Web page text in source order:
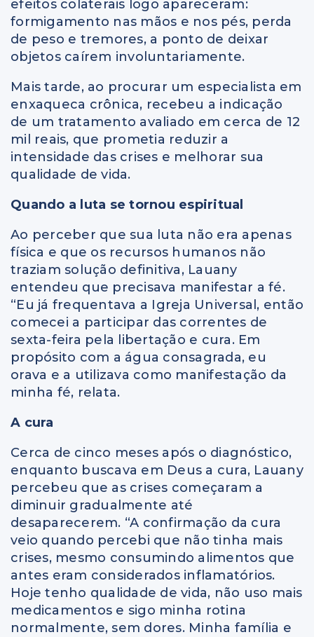
efeitos colaterais logo apareceram:
formigamento nas mãos e nos pés, perda
de peso e tremores, a ponto de deixar
objetos caírem involuntariamente.
Mais tarde, ao procurar um especialista em
enxaqueca crônica, recebeu a indicação
de um tratamento avaliado em cerca de 12
mil reais, que prometia reduzir a
intensidade das crises e melhorar sua
qualidade de vida.
Quando a luta se tornou espiritual
Ao perceber que sua luta não era apenas
física e que os recursos humanos não
traziam solução definitiva, Lauany
entendeu que precisava manifestar a fé.
“Eu já frequentava a Igreja Universal, então
comecei a participar das correntes de
sexta-feira pela libertação e cura. Em
propósito com a água consagrada, eu
orava e a utilizava como manifestação da
minha fé, relata.
A cura
Cerca de cinco meses após o diagnóstico,
enquanto buscava em Deus a cura, Lauany
percebeu que as crises começaram a
diminuir gradualmente até
desaparecerem. “A confirmação da cura
veio quando percebi que não tinha mais
crises, mesmo consumindo alimentos que
antes eram considerados inflamatórios.
Hoje tenho qualidade de vida, não uso mais
medicamentos e sigo minha rotina
normalmente, sem dores. Minha família e